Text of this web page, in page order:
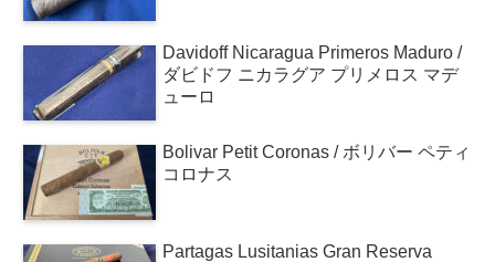
Davidoff Nicaragua Primeros Maduro /
ダビドフ ニカラグア プリメロス マデ
ューロ
Bolivar Petit Coronas / ボリバー ペティ
コロナス
Partagas Lusitanias Gran Reserva